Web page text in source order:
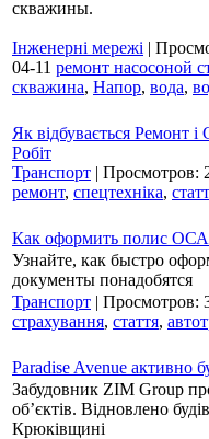
скважины.
Інженерні мережі |
04-11 ремонт насосоной
скважина, Напор, вода,
Як відбувається Ремонт
Робіт
Транспорт | Просмотров:
ремонт, спецтехніка,
Как оформить полис
Узнайте, как быстро
документы понадобятся
Транспорт | Просмотров:
страхування, стаття,
Paradise Avenue активно
Забудовник ZIM Group
об’єктів. Відновлено
Крюківщині